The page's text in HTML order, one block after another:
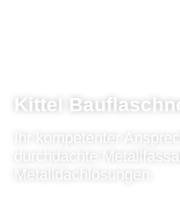
Kittel
Ihr kompetenter
durchdachte
Metalldachlösungen.